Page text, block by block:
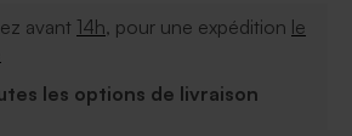
avant 14h, pour une expédition le
les options de livraison